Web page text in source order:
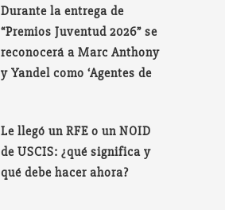
Durante la entrega de
“Premios Juventud 2026” se
reconocerá a Marc Anthony
y Yandel como ‘Agentes de
Le llegó un RFE o un NOID
de USCIS: ¿qué significa y
qué debe hacer ahora?